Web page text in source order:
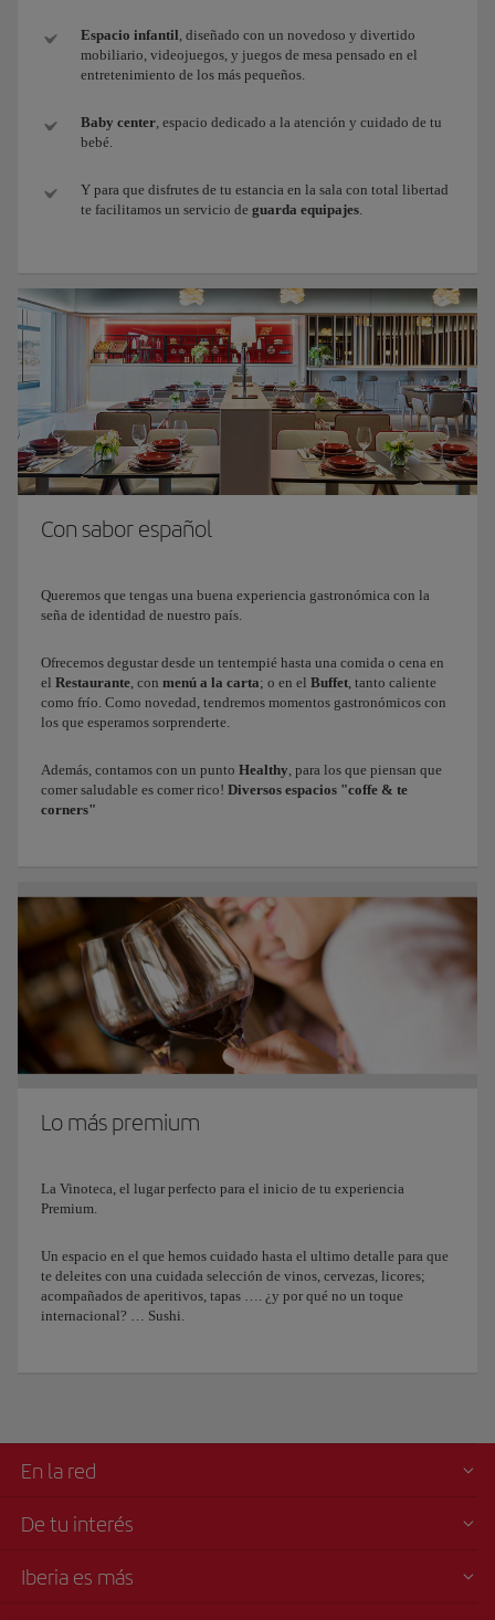
Espacio infantil, diseñado con un novedoso y divertido
mobiliario, videojuegos, y juegos de mesa pensado en el
entretenimiento de los más pequeños.
Baby center, espacio dedicado a la atención y cuidado de tu
bebé.
Y para que disfrutes de tu estancia en la sala con total libertad
te facilitamos un servicio de guarda equipajes.
Con sabor español
Queremos que tengas una buena experiencia gastronómica con la
seña de identidad de nuestro país.
Ofrecemos degustar desde un tentempié hasta una comida o cena en
el Restaurante , con menú a la carta; o en el Buffet , tanto caliente
como frío. Como novedad, tendremos momentos gastronómicos con
los que esperamos sorprenderte.
Además, contamos con un punto Healthy , para los que piensan que
comer saludable es comer rico! Diversos espacios "coffe & te
corners"
Lo más premium
La Vinoteca, el lugar perfecto para el inicio de tu experiencia
Premium.
Un espacio en el que hemos cuidado hasta el ultimo detalle para que
te deleites con una cuidada selección de vinos, cervezas, licores;
acompañados de aperitivos, tapas …. ¿y por qué no un toque
internacional? … Sushi.
En la red
De tu interés
Iberia es más